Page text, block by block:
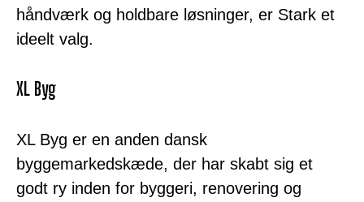
håndværk og holdbare løsninger, er Stark et
ideelt valg.
XL Byg
XL Byg er en anden dansk
byggemarkedskæde, der har skabt sig et
godt ry inden for byggeri, renovering og